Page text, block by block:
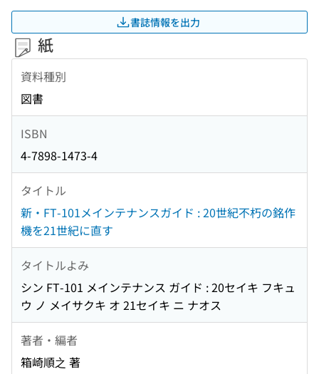
書誌情報を出力
紙
資料種別
図書
ISBN
4-7898-1473-4
タイトル
新・FT-101メインテナンスガイド : 20世紀不朽の銘作
機を21世紀に直す
タイトルよみ
シン FT-101 メインテナンス ガイド : 20セイキ フキュ
ウ ノ メイサクキ オ 21セイキ ニ ナオス
著者・編者
箱崎順之 著